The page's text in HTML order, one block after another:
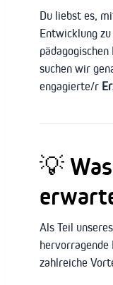
Du liebst es,
Entwicklung
suchen wir
engagierte/r
💡
Als Teil
hervorragende
zahlreiche